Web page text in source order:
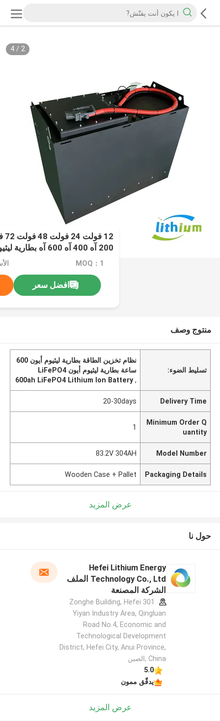
2
/
4
لنظام تخزين الطاقة
MOQ：1
افضل سعر
منتوج وصف
تسليط الضوء:
نظام تخزين الطاقة بطارية ليثيوم أيون 600
ساعة بطارية ليثيوم أيون LiFePO4
,
600ah LiFePO4 Lithium Ion Battery
Delivery Time
20-30days
Minimum Order Q
uantity
1
Model Number
83.2V 304AH
Packaging Details
Wooden Case + Pallet
عرض المزيد
حول نا
Hefei Lithium Energy
Technology Co., Ltd الملف
الشركة المصنعة
301 Zonghe Building, Hefei
Yiyan Industry Area, Qingluan
Road No.4, Economic and
Technological Development
District, Hefei City, Anui Province,
China ,الصين
5.0
يدقّق ممون
عرض المزيد